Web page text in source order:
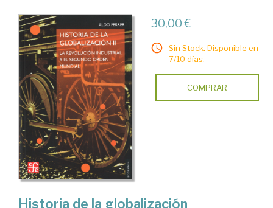
30,00 €
Sin Stock. Disponible en
7/10 días.
COMPRAR
Historia de la globalización